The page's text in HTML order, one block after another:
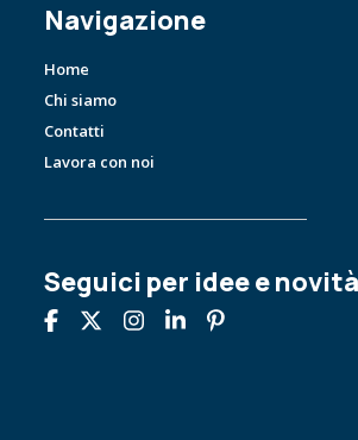
Navigazione
Home
Chi siamo
Contatti
Lavora con noi
Seguici per idee e novità